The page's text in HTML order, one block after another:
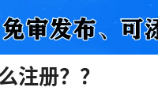
注册？？